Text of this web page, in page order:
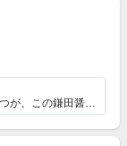
日本でもっとも有名なだし醤油のひとつが、この鎌田醤油（...